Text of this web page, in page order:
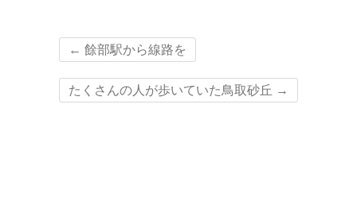
← 餘部駅から線路を
たくさんの人が歩いていた鳥取砂丘 →